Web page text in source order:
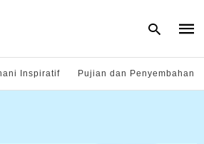
Inspiratif Pujian dan Penyembahan